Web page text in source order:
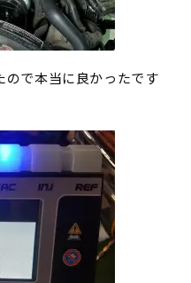
ので本当に良かったです